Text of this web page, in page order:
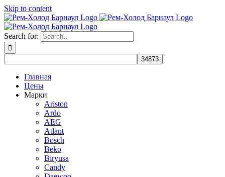
Skip to content
Search for:
Главная
Цены
Марки
Ariston
Ardo
AEG
Atlant
Bosch
Beko
Biryusa
Candy